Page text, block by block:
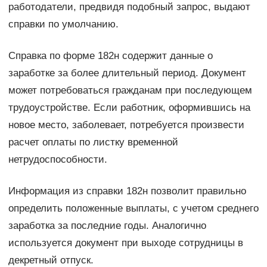
работодатели, предвидя подобный запрос, выдают
справки по умолчанию.
Справка по форме 182н содержит данные о
заработке за более длительный период. Документ
может потребоваться гражданам при последующем
трудоустройстве. Если работник, оформившись на
новое место, заболевает, потребуется произвести
расчет оплаты по листку временной
нетрудоспособности.
Информация из справки 182н позволит правильно
определить положенные выплаты, с учетом среднего
заработка за последние годы. Аналогично
используется документ при выходе сотрудницы в
декретный отпуск.